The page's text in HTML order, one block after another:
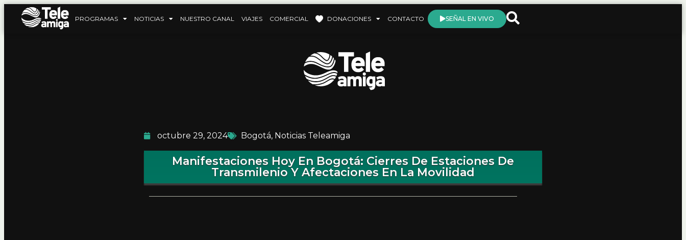
PROGRAMAS NOTICIAS NUESTRO CANAL VIAJES COMERCIAL DONACIONES CONTACTO SEÑAL EN VIVO
octubre 29, 2024 Bogotá, Noticias Teleamiga
Manifestaciones Hoy En Bogotá: Cierres De Estaciones De
Transmilenio Y Afectaciones En La Movilidad